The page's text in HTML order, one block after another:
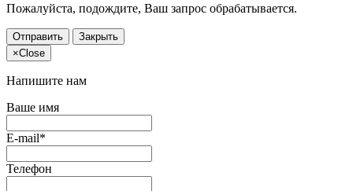
Пожалуйста, подождите, Ваш запрос обрабатывается.
Отправить
Закрыть
×Close
Напишите нам
Ваше имя
E-mail*
Телефон